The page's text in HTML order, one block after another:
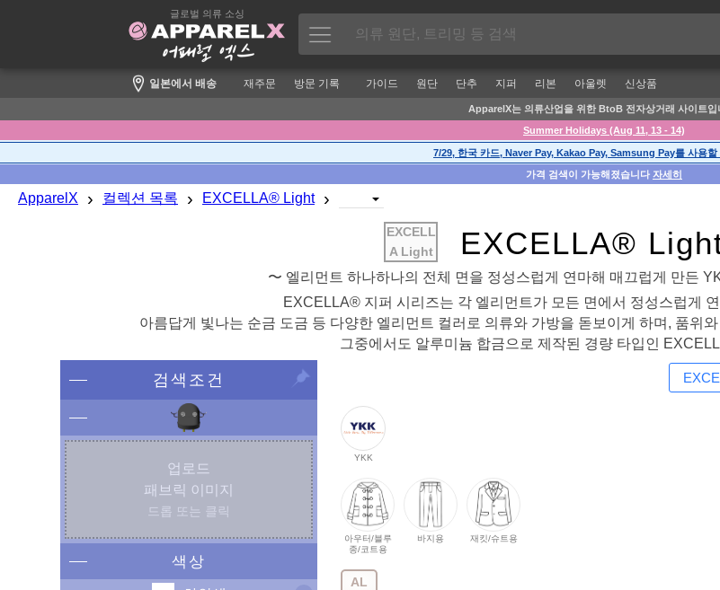
글로벌 의류 소싱
일본에서 배송 재주문 방문 기록 가이드 원단 단추 지퍼 리본 아울렛 신상품
ApparelX는 의류산업을 위한 BtoB 전자상거래 사이트입
Summer Holidays (Aug 11, 13 - 14)
7/29, 한국 카드, Naver Pay, Kakao Pay, Samsung Pay를 사용할
가격 검색이 가능해졌습니다 자세히
ApparelX › 컬렉션 목록 › EXCELLA® Light ›
EXCELL
A Light
EXCELLA®
〜 엘리먼트 하나하나의 전체 면을 정성스럽게 연마해 매끄럽게 만든
EXCELLA® 지퍼 시리즈는 각 엘리먼트가 모든 면에서 정성스럽게
아름답게 빛나는 순금 도금 등 다양한 엘리먼트 컬러로 의류와 가방을 돋보이게 하며, 품위
그중에서도 알루미늄 합금으로 제작된 경량 타입인
검색조건
업로드
패브릭 이미지
드롭 또는 클릭
색상
YKK
아우터/블루
종/코트용
바지용 재킷/슈트용
AL